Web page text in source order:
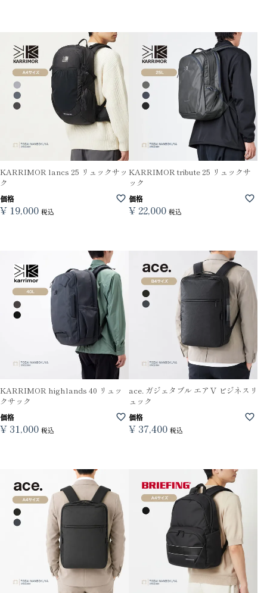
KARRIMOR lancs 25 リュックサッ
ク
価格
¥ 19,000 税込
KARRIMOR tribute 25 リュックサ
ック
価格
¥22,000 税込
KARRIMOR highlands 40 リュッ
クサック
価格
¥ 31,000 税込
ace. ガジェタブル エアＶ ビジネスリ
ュック
価格
¥ 37,400 税込